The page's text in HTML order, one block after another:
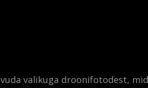
valikuga droonifotodest,